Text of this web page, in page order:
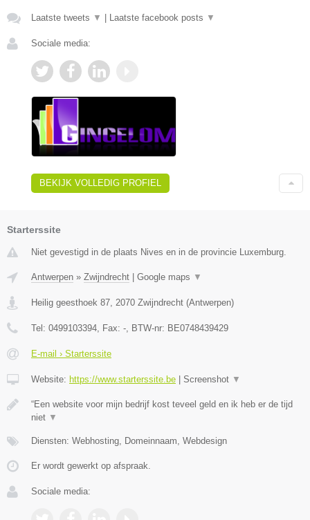
Laatste tweets ▼ Laatste facebook posts ▼
Sociale media:
BEKIJK VOLLEDIG PROFIEL
Starterssite
Niet gevestigd in de plaats Nives en in de provincie Luxemburg.
Antwerpen » Zwijndrecht Google maps ▼
Heilig geesthoek 87 2070 Zwijndrecht (Antwerpen)
Tel: 0499103394 , Fax: - , BTW-nr: BE0748439429
E-mail › Starterssite
Website: https://www.starterssite.be Screenshot ▼
“Een website voor mijn bedrijf kost teveel geld en ik heb er de tijd
niet ▼
Diensten: Webhosting, Domeinnaam, Webdesign
Er wordt gewerkt op afspraak.
Sociale media: